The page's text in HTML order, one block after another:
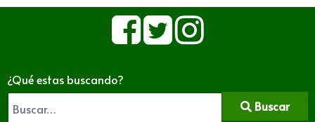
¿Qué estas buscando?
Buscar